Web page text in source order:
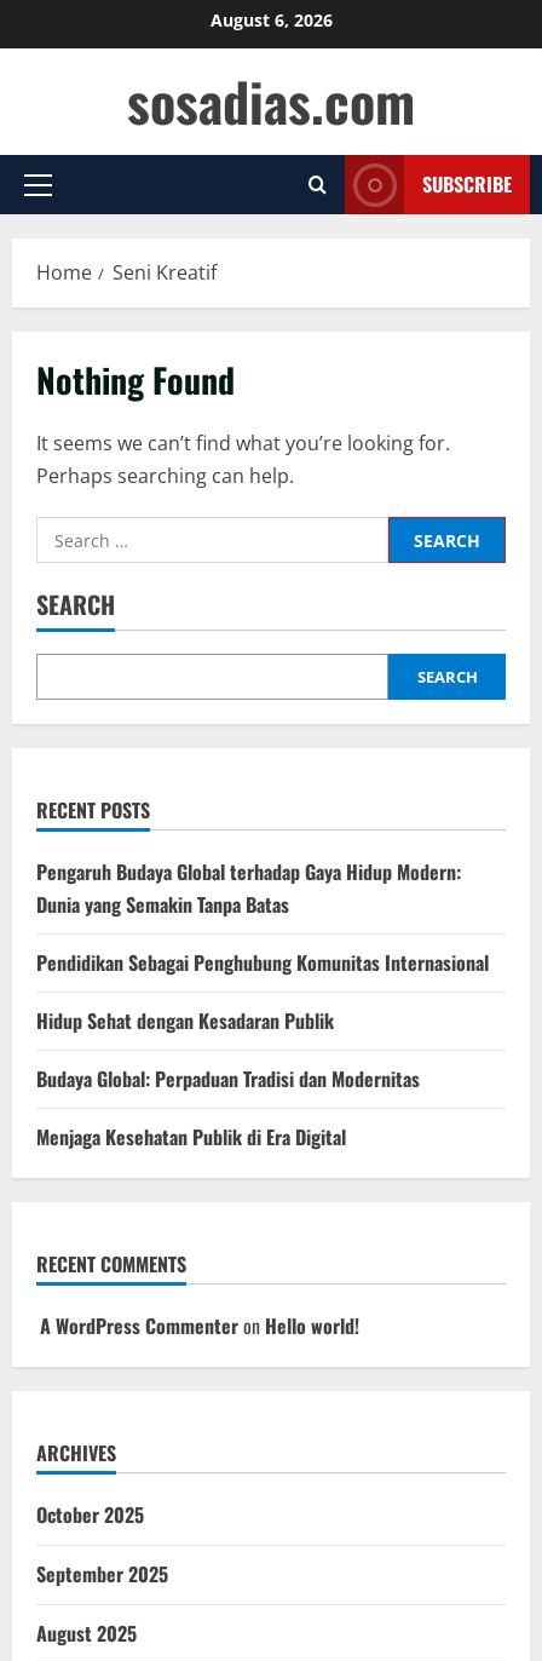
to
August 6, 2026
sosadias.com
Primary
SUBSCRIBE
Home Seni Kreatif
Nothing Found
It seems we can’t find what you’re looking for.
Perhaps searching can help.
Search
for:
SEARCH
SEARCH
RECENT POSTS
Pengaruh Budaya Global terhadap Gaya Hidup Modern:
Dunia yang Semakin Tanpa Batas
Pendidikan Sebagai Penghubung Komunitas Internasional
Hidup Sehat dengan Kesadaran Publik
Budaya Global: Perpaduan Tradisi dan Modernitas
Menjaga Kesehatan Publik di Era Digital
RECENT COMMENTS
A WordPress Commenteron Hello world!
ARCHIVES
October 2025
September 2025
August 2025